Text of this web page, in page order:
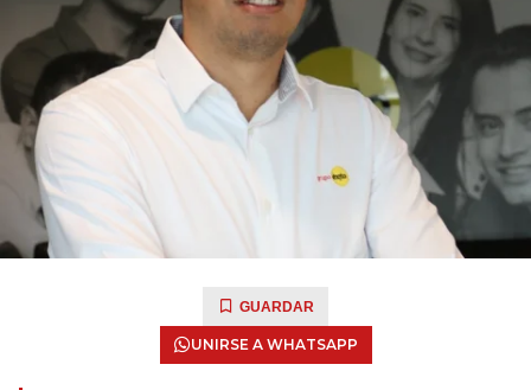
GUARDAR
UNIRSE A WHATSAPP